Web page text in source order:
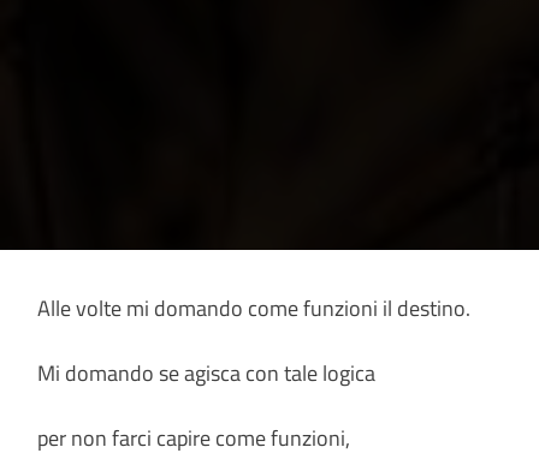
Alle volte mi domando come funzioni il destino.
Mi domando se agisca con tale logica
per non farci capire come funzioni,